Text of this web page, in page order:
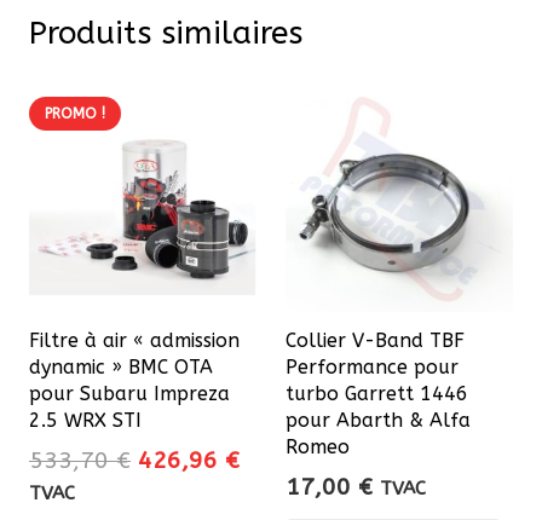
Produits similaires
PROMO !
Filtre à air « admission
dynamic » BMC OTA
pour Subaru Impreza
2.5 WRX STI
533,70€ Le
426,96 €Le
TVAC
Collier V-Band TBF
Performance pour
turbo Garrett 1446
pour Abarth & Alfa
Romeo
17,00 € TVAC